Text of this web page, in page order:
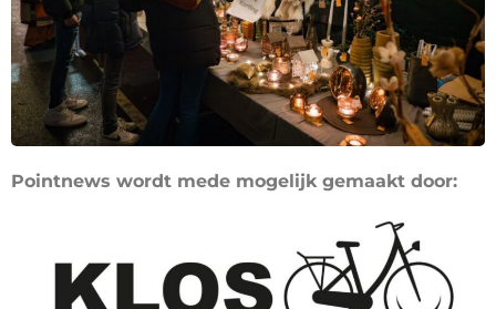
Pointnews wordt mede mogelijk gemaakt door: